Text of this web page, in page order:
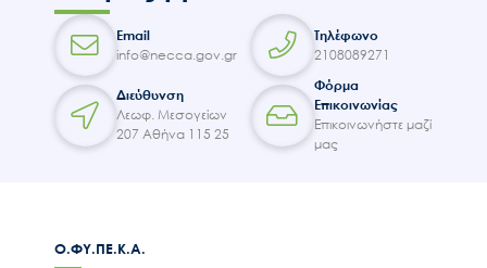
Email
info@necca.gov.gr
Τηλέφωνο
2108089271
Διεύθυνση
Λεωφ. Μεσογείων
207 Αθήνα 115 25
Φόρμα
Επικοινωνίας
Επικοινωνήστε μαζί
μας
Ο.ΦΥ.ΠΕ.Κ.Α.